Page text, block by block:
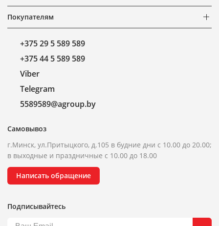
Покупателям
+375 29 5 589 589
+375 44 5 589 589
Viber
Telegram
5589589@agroup.by
Самовывоз
г.Минск, ул.Притыцкого, д.105 в будние дни с 10.00 до 20.00;
в выходные и праздничные с 10.00 до 18.00
Написать обращение
Подписывайтесь